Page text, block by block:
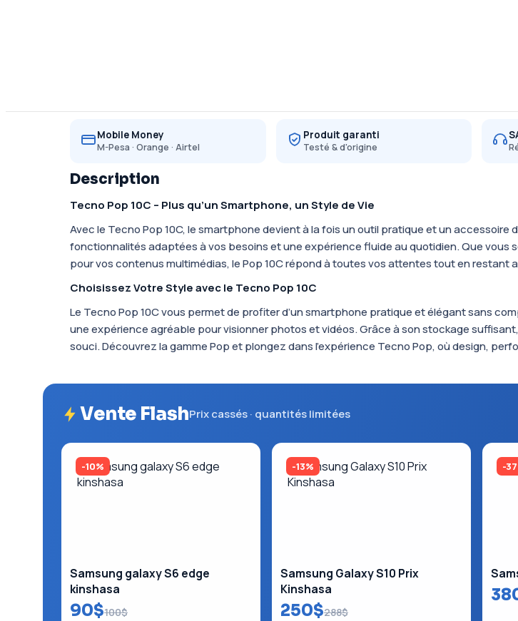
Mobile Money
M-Pesa · Orange · Airtel
Produit garanti
Testé & d'origine
Description
Tecno Pop 10C – Plus qu’un Smartphone, un Style de Vie
Avec le Tecno Pop 10C, le smartphone devient à la fois un outil pratique et un
fonctionnalités adaptées à vos besoins et une expérience fluide au quotidien. Que
pour vos contenus multimédias, le Pop 10C répond à toutes vos attentes tout en restant
Choisissez Votre Style avec le Tecno Pop 10C
Le Tecno Pop 10C vous permet de profiter d’un smartphone pratique et élégant sans
une expérience agréable pour visionner photos et vidéos. Grâce à son stockage
souci. Découvrez la gamme Pop et plongez dans l’expérience Tecno Pop, où design,
Vente FlashPrix cassés · quantités limitées
-10%
Samsung galaxy S6 edge
kinshasa
90$100$
-13%
Samsung Galaxy S10 Prix
Kinshasa
250$288$
-